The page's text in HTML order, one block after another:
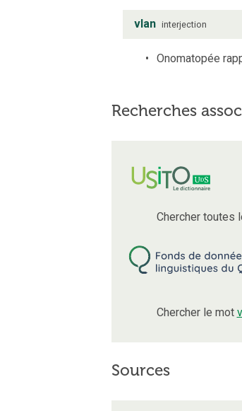
vlan interjection
Onomatopée
Recherches
Chercher toutes
Chercher le mot
Sources